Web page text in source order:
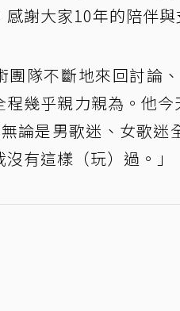
謝大家10年的陪伴與
團隊不斷地來回討論
程幾乎親力親為。他
論是男歌迷、女歌
有這樣（玩）過。」